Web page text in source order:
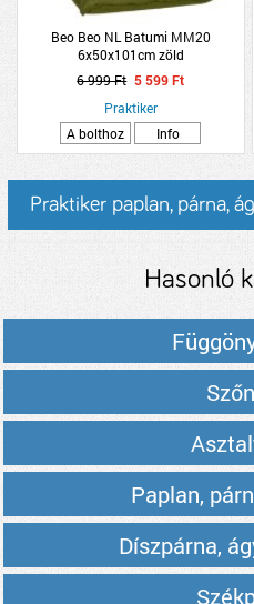
Beo Beo NL Batumi MM20
6x50x101cm zöld
6 999 Ft 5 599 Ft
Praktiker
A bolthoz
Info
Praktiker paplan, párna,
Hasonló
Paplan,
Díszpárna,